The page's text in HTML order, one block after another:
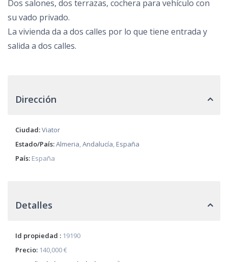
Dos salones, dos terrazas, cochera para vehículo con
su vado privado.
La vivienda da a dos calles por lo que tiene entrada y
salida a dos calles.
Dirección
Ciudad:Viator
Estado/País:Almeria,Andalucía, España
País: España
Detalles
Id propiedad : 19190
Precio: 140,000 €